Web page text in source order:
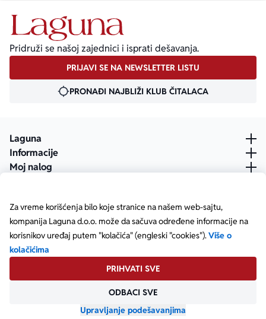
Za vreme korišćenja bilo koje stranice na našem web-sajtu,
kompanija Laguna d.o.o. može da sačuva određene informacije na
korisnikov uređaj putem "kolačića" (engleski "cookies").Više o
kolačićima
PRIHVATI SVE
ODBACI SVE
Upravljanje podešavanjima
Pridruži se našoj zajednici i isprati dešavanja.
PRIJAVI SE NA NEWSLETTER LISTU
PRONAĐI NAJBLIŽI KLUB ČITALACA
Laguna
Informacije
Moj nalog
Copyright © Laguna d.o.o. Starine Novaka 23, Beograd •
Matični broj: 17414844
Posetite našu Facebook stranicu
Posetite našu X stranicu
Posetite našu Instagram stranicu
Posetite naš YouTube
Posetite našu TikTok stranicu
Posetite našu LinkedIn stranicu